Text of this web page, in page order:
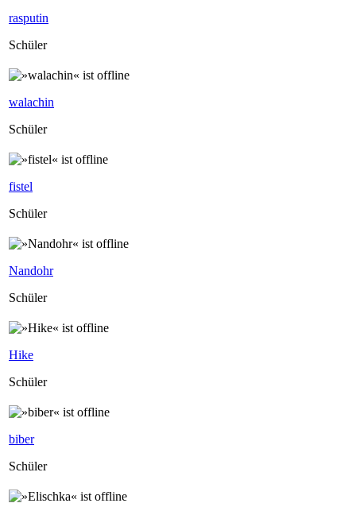
rasputin
Schüler
walachin
Schüler
fistel
Schüler
Nandohr
Schüler
Hike
Schüler
biber
Schüler